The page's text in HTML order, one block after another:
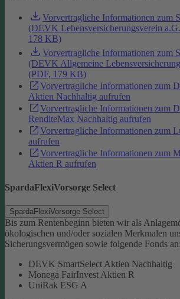
Vorvertragliche Informationen zum
(DEVK Lebensversicherungsverein
178 KB)
Vorvertragliche Informationen zum
(DEVK Allgemeine
(PDF, 179 KB)
Vorvertragliche Informationen zum
Aktien Nachhaltig aufrufen
Vorvertragliche Informationen zum
RenditeMax Nachhaltig aufrufen
Vorvertragliche Informationen zum
aufrufen
Vorvertragliche Informationen zum
Aktien R aufrufen
SpardaFlexiVorsorge Select
SpardaFlexiVorsorge Select
Bis zum Rentenbeginn bieten wir als
ökologischen und/oder sozialen Merkmalen
Sicherungsvermögen sowie folgende Fonds an:
DEVK SmartSelect Aktien Nachhaltig
Monega FairInvest Aktien R
UniRak ESG A